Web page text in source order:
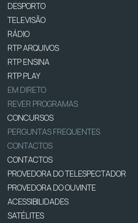
DESPORTO
TELEVISÃO
RÁDIO
RTP ARQUIVOS
RTP ENSINA
RTP PLAY
EM DIRETO
REVER PROGRAMAS
CONCURSOS
PERGUNTAS FREQUENTES
CONTACTOS
CONTACTOS
PROVEDORA DO TELESPECTADOR
PROVEDORA DO OUVINTE
ACESSIBILIDADES
SATÉLITES